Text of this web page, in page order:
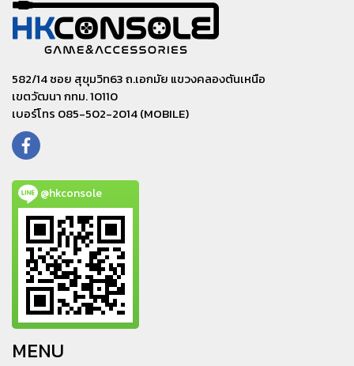
582/14 ซอย สุขุมวิท63 ถ.เอกมัย แขวงคลองตันเหนือ
เขตวัฒนา กทม. 10110
เบอร์โทร 085-502-2014 (MOBILE)
@hkconsole
MENU